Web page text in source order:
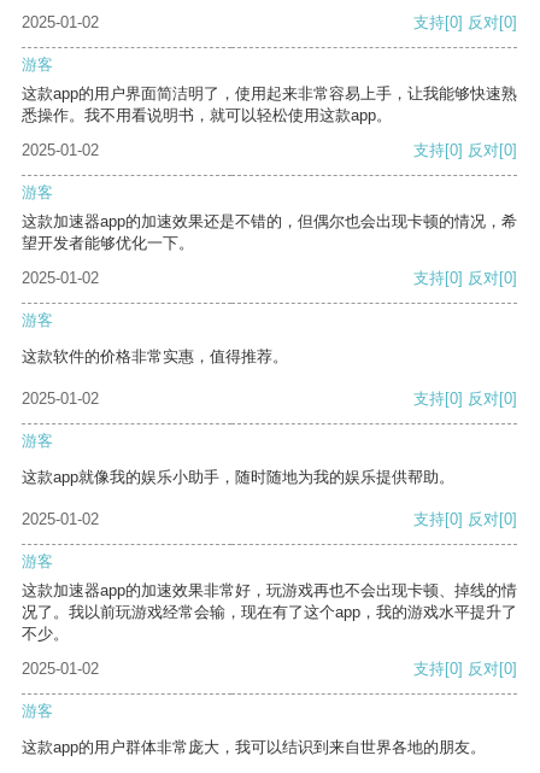
2025-01-02 支持[0] 反对[0]
游客
这款app的用户界面简洁明了，使用起来非常容易上手，让我能够快速熟
悉操作。我不用看说明书，就可以轻松使用这款app。
2025-01-02
支持[0] 反对[0]
游客
这款加速器app的加速效果还是不错的，但偶尔也会出现卡顿的情况，希
望开发者能够优化一下。
2025-01-02
支持[0] 反对[0]
游客
这款软件的价格非常实惠，值得推荐。
2025-01-02 支持[0] 反对[0]
游客
这款app就像我的娱乐小助手，随时随地为我的娱乐提供帮助。
2025-01-02 支持[0] 反对[0]
游客
这款加速器app的加速效果非常好，玩游戏再也不会出现卡顿、掉线的情
况了。我以前玩游戏经常会输，现在有了这个app，我的游戏水平提升了
不少。
2025-01-02
支持[0] 反对[0]
游客
这款app的用户群体非常庞大，我可以结识到来自世界各地的朋友。